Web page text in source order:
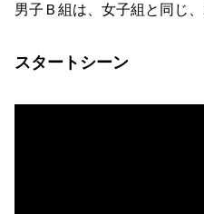
男子Ｂ組は、女子組と同じ
スタートシーン